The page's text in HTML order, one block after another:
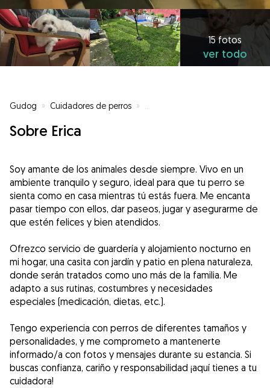
15 fotos
ver todo
Gudog » Cuidadores de perros »
Sobre Erica
Soy amante de los animales desde siempre. Vivo en un
ambiente tranquilo y seguro, ideal para que tu perro se
sienta como en casa mientras tú estás fuera. Me encanta
pasar tiempo con ellos, dar paseos, jugar y asegurarme de
que estén felices y bien atendidos.
Ofrezco servicio de guardería y alojamiento nocturno en
mi hogar, una casita con jardín y patio en plena naturaleza,
donde serán tratados como uno más de la familia. Me
adapto a sus rutinas, costumbres y necesidades
especiales (medicación, dietas, etc.).
Tengo experiencia con perros de diferentes tamaños y
personalidades, y me comprometo a mantenerte
informado/a con fotos y mensajes durante su estancia. Si
buscas confianza, cariño y responsabilidad ¡aquí tienes a tu
cuidadora!